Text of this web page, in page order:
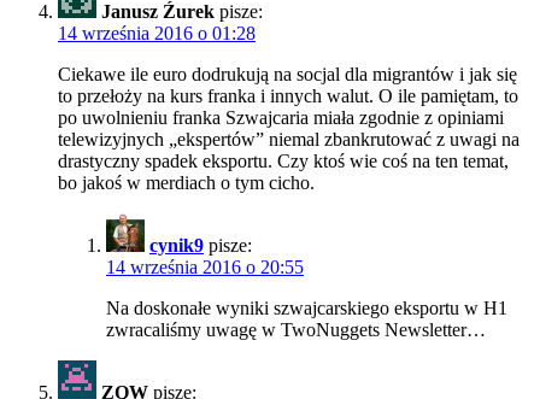
Janusz Źurek pisze:
14 września 2016 o 01:28
Ciekawe ile euro dodrukują na socjal dla migrantów i jak się
to przełoży na kurs franka i innych walut. O ile pamiętam, to
po uwolnieniu franka Szwajcaria miała zgodnie z opiniami
telewizyjnych „ekspertów” niemal zbankrutować z uwagi na
drastyczny spadek eksportu. Czy ktoś wie coś na ten temat,
bo jakoś w merdiach o tym cicho.
cynik9 pisze:
14 września 2016 o 20:55
Na doskonałe wyniki szwajcarskiego eksportu w H1
zwracaliśmy uwagę w TwoNuggets Newsletter…
ZQW pisze: